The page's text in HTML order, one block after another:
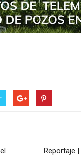
Reportaje